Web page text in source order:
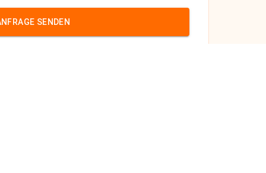
SENDEN